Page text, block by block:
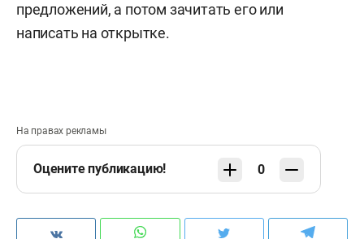
предложений, а потом зачитать его или
написать на открытке.
На правах рекламы
Оцените публикацию! 0